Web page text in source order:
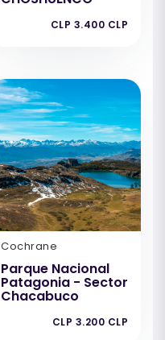
CLP 3.400 CLP
Cochrane
Parque Nacional
Patagonia - Sector
Chacabuco
CLP 3.200 CLP